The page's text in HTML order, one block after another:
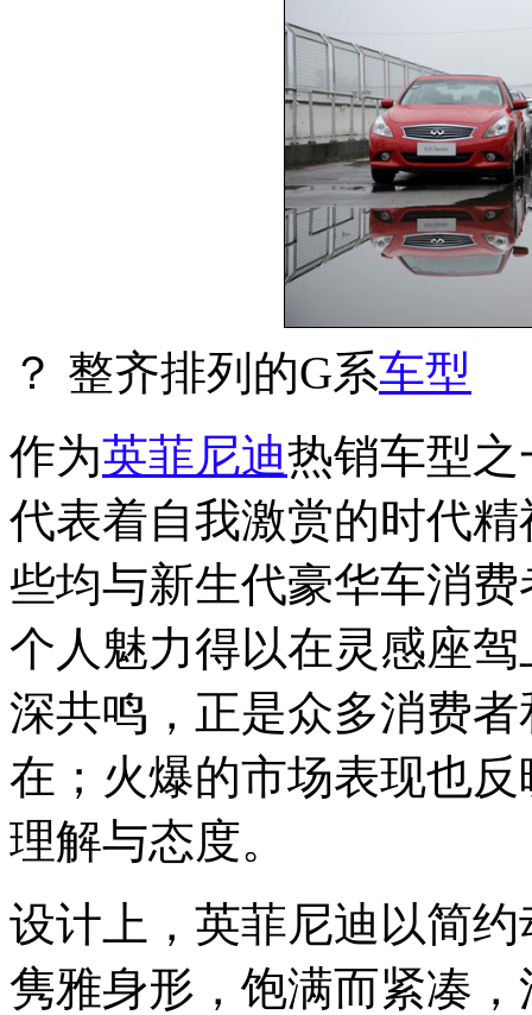
？ 整齐排列的G系车型
作为英菲尼迪热销车型
代表着自我激赏的时代
些均与新生代豪华车消
个人魅力得以在灵感座
深共鸣，正是众多消费
在；火爆的市场表现也
理解与态度。
设计上，英菲尼迪以简
隽雅身形，饱满而紧凑